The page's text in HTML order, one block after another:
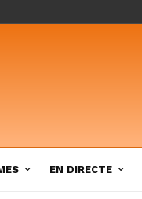
EN DIRECTE